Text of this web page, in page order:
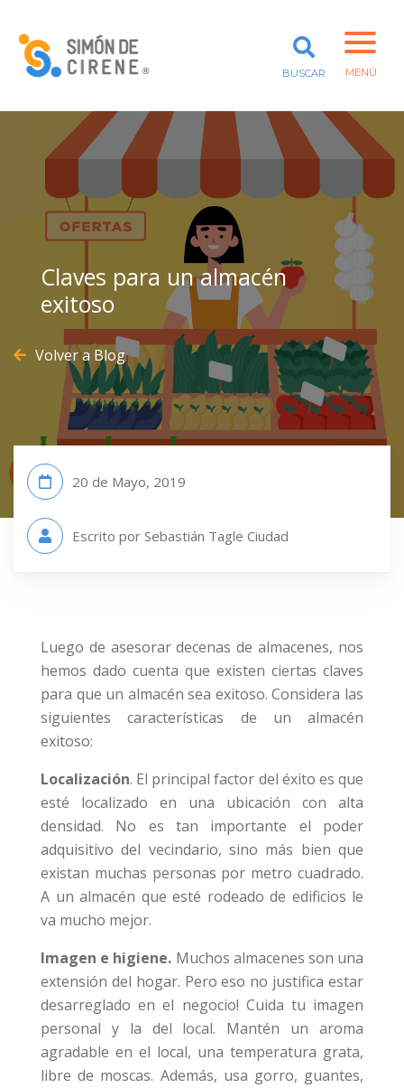
BUSCAR MENÚ
PARA ORGANIZACIONES SOCIALES
CURSOS
PROYECTOS
CONSULTORÍA
FORTALECIMIENTO
COMUNITARIO
QUÉ HACEMOS
VALOR COMPARTIDO
Claves para un almacén
exitoso
Volver a Blog
20 de Mayo, 2019
Escrito por Sebastián Tagle Ciudad
Luego de asesorar decenas de almacenes, nos
hemos dado cuenta que existen ciertas claves
para que un almacén sea exitoso. Considera las
siguientes características de un almacén
exitoso:
Localización. El principal factor del éxito es que
esté localizado en una ubicación con alta
densidad. No es tan importante el poder
adquisitivo del vecindario, sino más bien que
existan muchas personas por metro cuadrado.
A un almacén que esté rodeado de edificios le
va mucho mejor.
Imagen e higiene. Muchos almacenes son una
extensión del hogar. Pero eso no justifica estar
desarreglado en el negocio! Cuida tu imagen
personal y la del local. Mantén un aroma
agradable en el local, una temperatura grata,
libre de moscas. Además, usa gorro, guantes,